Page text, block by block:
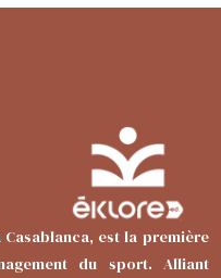
est la première
du sport. Alliant